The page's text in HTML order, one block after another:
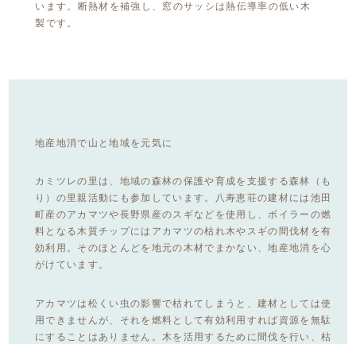
います。断熱材を補強し、窓のサッシは熱伝導率の低い木
製です。
地産地消で山と地域を元気に
カミツレの里は、地域の森林の保護や育成を支援する森林（も
り）の里親活動にも参加しています。八寿恵荘の建材には池田
町産のアカマツや長野県産のスギなどを使用し、ボイラーの燃
料となる木質チップにはアカマツの枯れ木やスギの間伐材を有
効利用。そのほとんどを地元の木材でまかない、地産地消を心
がけています。
アカマツは松くい虫の影響で枯れてしまうと、建材としては使
用できませんが、それを燃料として有効利用すれば資源を無駄
にすることはありません。木を活用するために間伐を行い、枯